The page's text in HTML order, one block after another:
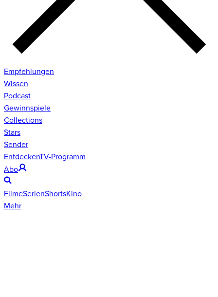
Empfehlungen
Wissen
Podcast
Gewinnspiele
Collections
Stars
Sender
EntdeckenTV-Programm
Abo
FilmeSerienShortsKino
Mehr